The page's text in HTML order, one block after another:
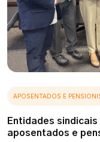
APOSENTADOS E
Entidades
aposentados e